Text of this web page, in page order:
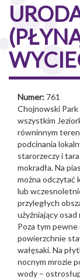
Numer: 761
Chojnowski
wszystkim
równinnym
podcinania
starorzeczy i
mokradła. Na
można odczytać
lub
przyległych
użyźniający osad
Poza tym
powierzchnie
wałęsaki. Na
nocnym mrozie
wody –